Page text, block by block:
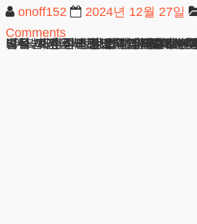
자
료
onoff152 2024년 12월 27일
Comments
아파트재산분할 법적 대응, 소송을 통해 안녕하세요, 법무법인 테헤란 소속 아파트재산분할소송 변호사입니다. 이혼 과정은 개인의 삶에서 가장 힘겹고 복잡한 법적 여정 중 하나입니다. 특히 부동산 재산 분할은 심리적, 재정적으로 큰 부담을 주는 민감
상호 : 법무법인
사업자 : 589-86-
대표자 : 이수학
주소 : 서울시 강남구 테헤란로 420, KT선릉타워West 9층
광고책임변호사 :